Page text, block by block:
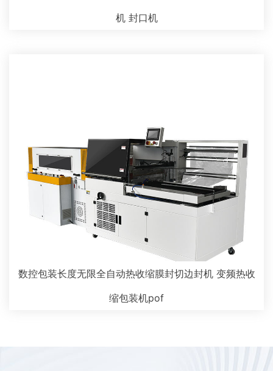
机 封口机
数控包装长度无限全自动热收缩膜封切边封机 变频热收
缩包装机pof